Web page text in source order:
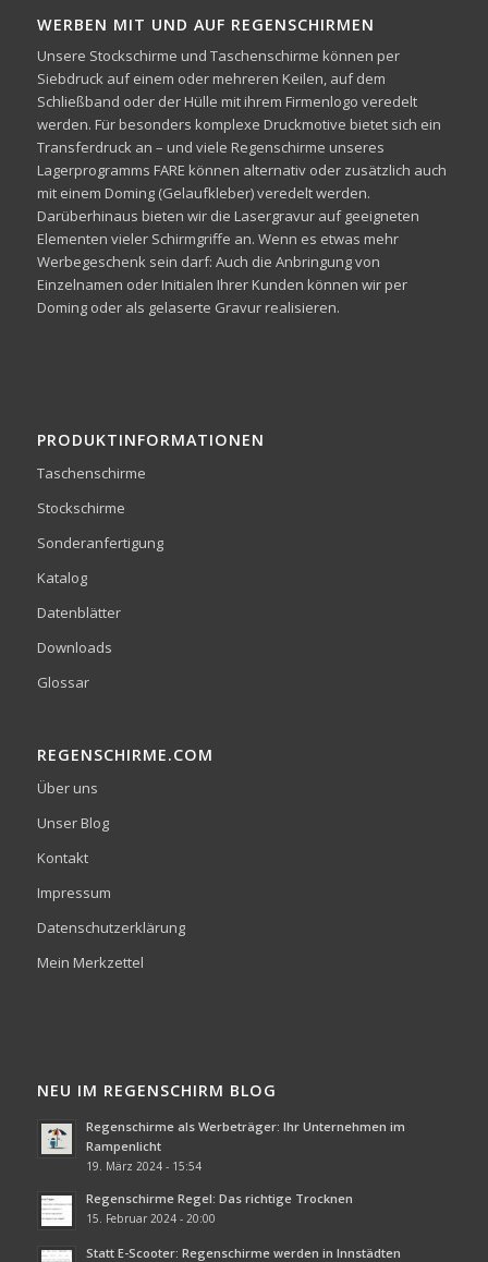
WERBEN MIT UND AUF REGENSCHIRMEN
Unsere Stockschirme und Taschenschirme können per
Siebdruck auf einem oder mehreren Keilen, auf dem
Schließband oder der Hülle mit ihrem Firmenlogo veredelt
werden. Für besonders komplexe Druckmotive bietet sich ein
Transferdruck an – und viele Regenschirme unseres
Lagerprogramms FARE können alternativ oder zusätzlich auch
mit einem Doming (Gelaufkleber) veredelt werden.
Darüberhinaus bieten wir die Lasergravur auf geeigneten
Elementen vieler Schirmgriffe an. Wenn es etwas mehr
Werbegeschenk sein darf: Auch die Anbringung von
Einzelnamen oder Initialen Ihrer Kunden können wir per
Doming oder als gelaserte Gravur realisieren.
PRODUKTINFORMATIONEN
Taschenschirme
Stockschirme
Sonderanfertigung
Katalog
Datenblätter
Downloads
Glossar
REGENSCHIRME.COM
Über uns
Unser Blog
Kontakt
Impressum
Datenschutzerklärung
Mein Merkzettel
NEU IM REGENSCHIRM BLOG
Regenschirme als Werbeträger: Ihr Unternehmen im
Rampenlicht
19. März 2024 - 15:54
Regenschirme Regel: Das richtige Trocknen
15. Februar 2024 - 20:00
Statt E-Scooter: Regenschirme werden in Innstädten